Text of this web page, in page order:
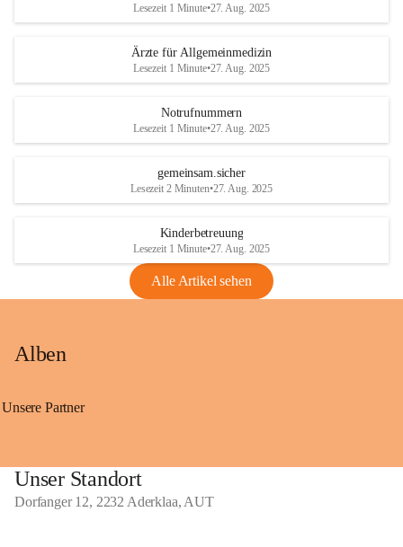
Lesezeit 1 Minute•27. Aug. 2025
Ärzte für Allgemeinmedizin
Lesezeit 1 Minute•27. Aug. 2025
Notrufnummern
Lesezeit 1 Minute•27. Aug. 2025
gemeinsam.sicher
Lesezeit 2 Minuten•27. Aug. 2025
Kinderbetreuung
Lesezeit 1 Minute•27. Aug. 2025
Alle Artikel sehen
Alben
Unsere Partner
Unser Standort
Dorfanger 12, 2232 Aderklaa, AUT